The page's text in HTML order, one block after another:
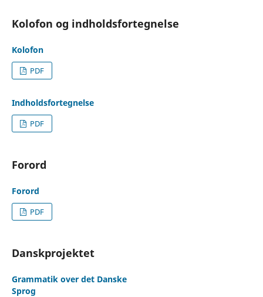
Kolofon og indholdsfortegnelse
Kolofon
PDF
Indholdsfortegnelse
PDF
Forord
Forord
PDF
Danskprojektet
Grammatik over det Danske
Sprog